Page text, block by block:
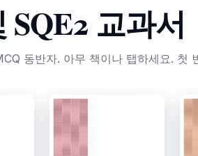
SQE2 교과서
동반자. 아무 책이나 탭하세요. 첫